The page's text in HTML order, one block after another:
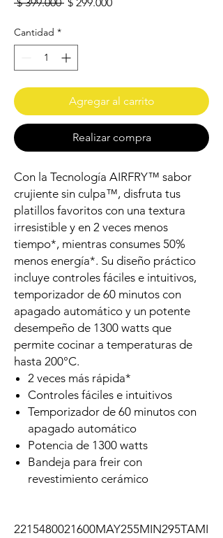
Cantidad *
Agregar al carrito
Realizar compra
Con la Tecnología AIRFRY™ sabor
crujiente sin culpa™, disfruta tus
platillos favoritos con una textura
irresistible y en 2 veces menos
tiempo*, mientras consumes 50%
menos energía*. Su diseño práctico
incluye controles fáciles e intuitivos,
temporizador de 60 minutos con
apagado automático y un potente
desempeño de 1300 watts que
permite cocinar a temperaturas de
hasta 200°C.
2 veces más rápida*
Controles fáciles e intuitivos
Temporizador de 60 minutos con
apagado automático
Potencia de 1300 watts
Bandeja para freir con
revestimiento cerámico
2215480021600MAY255MIN295TAMI